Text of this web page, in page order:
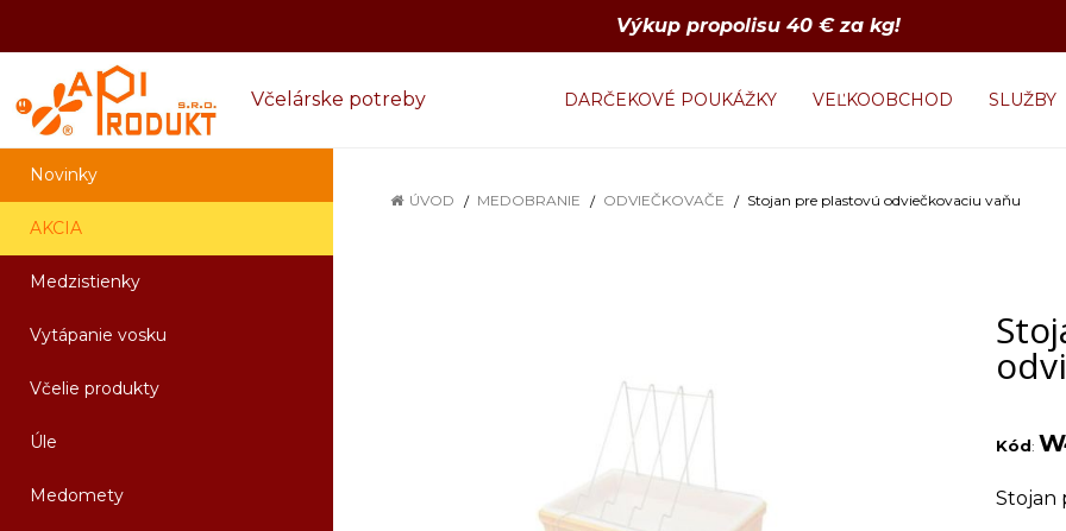
Výkup propolisu 40 € za kg!
Včelárske potreby DARČEKOVÉ POUKÁŽKY VEĽKOOBCHOD SLUŽBY
Novinky
AKCIA
Medzistienky
Vytápanie vosku
Včelie produkty
Úle
Medomety
ÚVOD MEDOBRANIE ODVIEČKOVAČE Stojan pre plastovú odviečkovaciu vaňu
Kód:
Stojan